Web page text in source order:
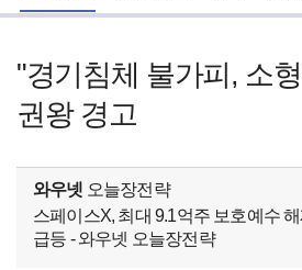
"경기침체 불가피, 소
권왕 경고
와우넷 오늘장전략
스페이스X, 최대 9.1억주 보호예수
급등 - 와우넷 오늘장전략